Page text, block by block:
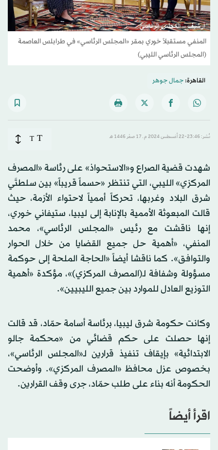
المنفي مستقبلاً خوري بمقر «المجلس الرئاسي» في طرابلس العاصمة
(المجلس الرئاسي الليبي)
القاهرة:جمال جوهر
نُشر: 23:46-22 أغسطس 2024 م ـ 17 صفَر 1446 هـ T
T
شهدت قضية الصراع و«الاستحواذ» على رئاسة «المصرف
المركزي» الليبي، التي تنتظر «حسماً قريباً» بين سلطتَي
شرق البلاد وغربها، تحركاً أممياً لاحتواء الأزمة، حيث
قالت المبعوثة الأممية بالإنابة إلى ليبيا، ستيفاني خوري،
إنها ناقشت مع رئيس «المجلس الرئاسي»، محمد
المنفي، «أهمية حل جميع القضايا من خلال الحوار
والتوافق». كما ناقشا أيضاً «الحاجة الملحة إلى حوكمة
مسؤولة وشفافة لـ(المصرف المركزي)»، مؤكدة «أهمية
التوزيع العادل للموارد بين جميع الليبيين».
وكانت حكومة شرق ليبيا، برئاسة أسامة حمّاد، قد قالت
إنها حصلت على حكم قضائي من «محكمة جالو
الابتدائية» بإيقاف تنفيذ قرارين لـ«المجلس الرئاسي»،
بخصوص عزل محافظ «المصرف المركزي». وأوضحت
الحكومة أنه بناء على طلب حمّاد، جرى وقف القرارين.
اقرأ أيضاً